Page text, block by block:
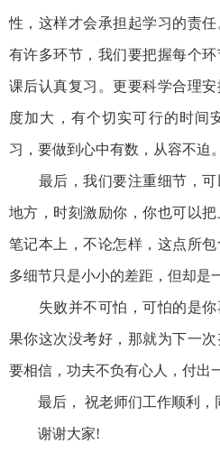
性，这样才会承担起学习的责
有许多环节，我们要把握每个环
课后认真复习。更要科学合理
度加大，有个切实可行的时间
习，要做到心中有数，从容不迫。
最后，我们要注重细节，可
地方，时刻激励你，你也可以
笔记本上，不论怎样，这点所
多细节只是小小的差距，但却是
失败并不可怕，可怕的是你
果你这次没考好，那就为下一次
要相信，功夫不负有心人，付出
最后， 祝老师们工作顺利，
谢谢大家!